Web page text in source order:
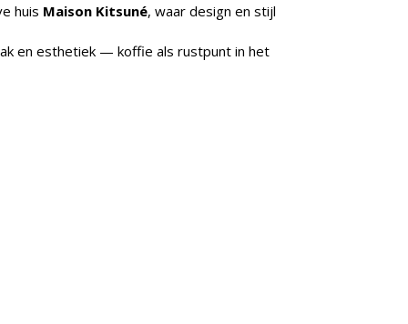
huis Maison Kitsuné, waar design en stijl
en esthetiek — koffie als rustpunt in het